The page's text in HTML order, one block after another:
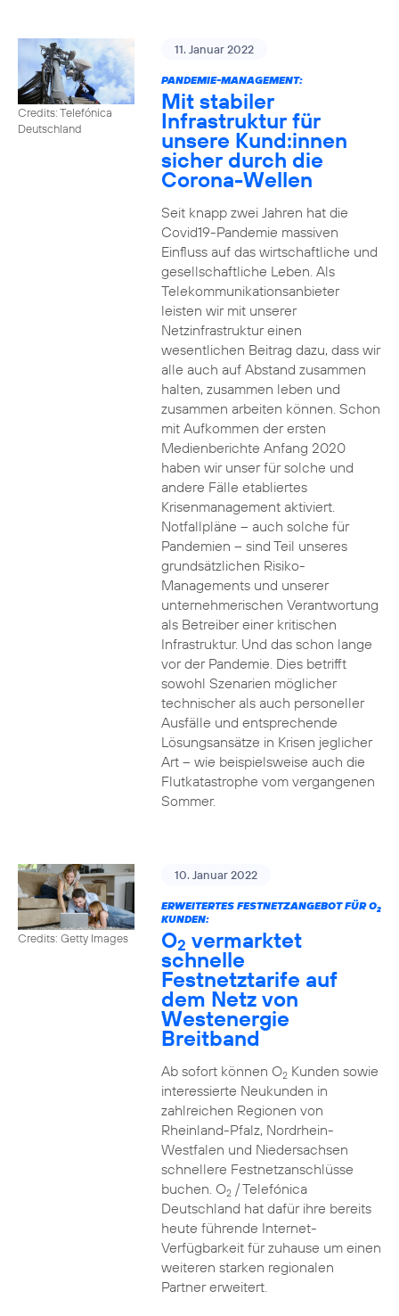
Credits: Telefónica
Deutschland
11. Januar 2022
PANDEMIE-MANAGEMENT:
Mit stabiler
Infrastruktur für
unsere Kund:innen
sicher durch die
Corona-Wellen
Seit knapp zwei Jahren hat die
Covid19-Pandemie massiven
Einfluss auf das wirtschaftliche und
gesellschaftliche Leben. Als
Telekommunikationsanbieter
leisten wir mit unserer
Netzinfrastruktur einen
wesentlichen Beitrag dazu, dass wir
alle auch auf Abstand zusammen
halten, zusammen leben und
zusammen arbeiten können. Schon
mit Aufkommen der ersten
Medienberichte Anfang 2020
haben wir unser für solche und
andere Fälle etabliertes
Krisenmanagement aktiviert.
Notfallpläne – auch solche für
Pandemien – sind Teil unseres
grundsätzlichen Risiko-
Managements und unserer
unternehmerischen Verantwortung
als Betreiber einer kritischen
Infrastruktur. Und das schon lange
vor der Pandemie. Dies betrifft
sowohl Szenarien möglicher
technischer als auch personeller
Ausfälle und entsprechende
Lösungsansätze in Krisen jeglicher
Art – wie beispielsweise auch die
Flutkatastrophe vom vergangenen
Sommer.
Credits: Getty Images
10. Januar 2022
ERWEITERTES FESTNETZANGEBOT FÜR O2
KUNDEN:
O2 vermarktet
schnelle
Festnetztarife auf
dem Netz von
Westenergie
Breitband
Ab sofort können O2Kunden sowie
interessierte Neukunden in
zahlreichen Regionen von
Rheinland-Pfalz, Nordrhein-
Westfalen und Niedersachsen
schnellere Festnetzanschlüsse
buchen. O2/ Telefónica
Deutschland hat dafür ihre bereits
heute führende Internet-
Verfügbarkeit für zuhause um einen
weiteren starken regionalen
Partner erweitert.